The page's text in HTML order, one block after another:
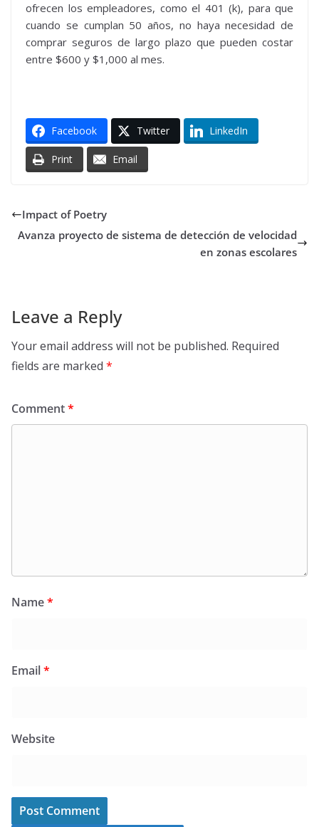
ofrecen los empleadores, como el 401 (k), para que
cuando se cumplan 50 años, no haya necesidad de
comprar seguros de largo plazo que pueden costar
entre $600 y $1,000 al mes.
Facebook Twitter LinkedIn
Print Email
Impact of Poetry
Avanza proyecto de sistema de detección de velocidad
en zonas escolares
Leave a Reply
Your email address will not be published. Required
fields are marked *
Comment*
Name*
Email*
Website